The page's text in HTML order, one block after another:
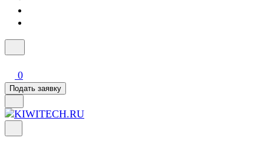
0
Подать заявку